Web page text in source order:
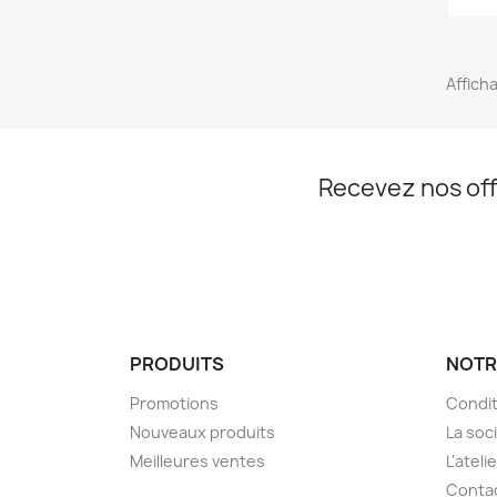
Recevez nos
PRODUITS
Promotions
Nouveaux produits
Meilleures ventes
La